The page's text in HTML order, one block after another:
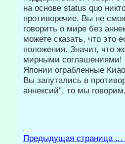
на основе status quo
противоречие. Вы не
говорить о мире без
можете сказать, что это
положения. Значит, что
мирными соглаше­ниями!
Японии ограбленные
Вы запутались в
аннексий", то мы
Предыдущая страница ...